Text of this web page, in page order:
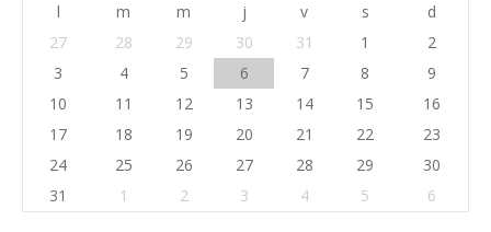
l m m j v s
d
27
28 29 30 31 1
2
3
4 5 6 7 8
9
10
11 12 13 14 15
16
17
18 19 20 21 22
23
24
25 26 27 28 29
30
31
1 2 3 4 5 6